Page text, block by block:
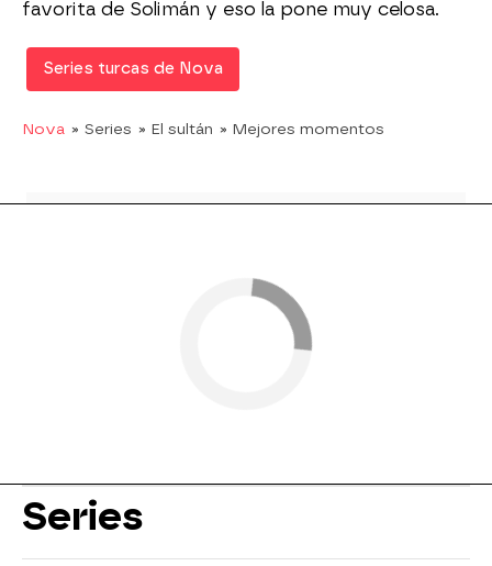
favorita de Solimán y eso la pone muy celosa.
Series turcas de Nova
Nova » Series » El sultán » Mejores momentos
Series